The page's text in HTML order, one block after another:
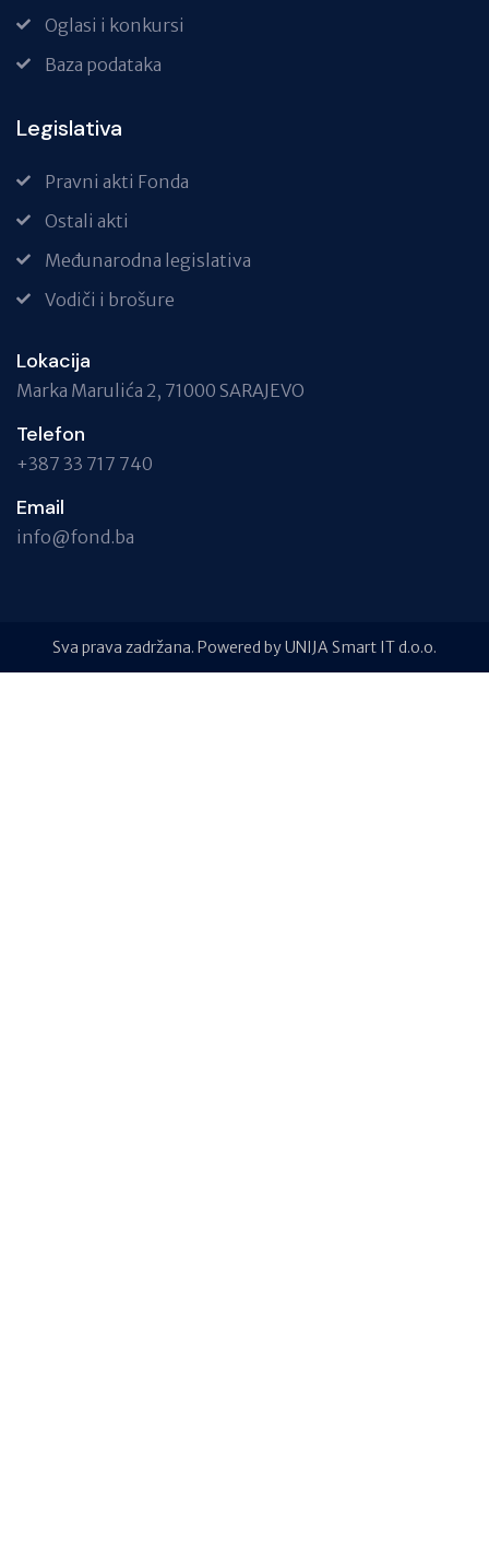
Oglasi i konkursi
Baza podataka
Legislativa
Pravni akti Fonda
Ostali akti
Međunarodna legislativa
Vodiči i brošure
Lokacija
Marka Marulića 2, 71000 SARAJEVO
Telefon
+387 33 717 740
Email
info@fond.ba
Sva prava zadržana. Powered by UNIJA Smart IT d.o.o.